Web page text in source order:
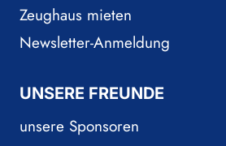
Zeughaus mieten
Newsletter-Anmeldung
UNSERE FREUNDE
unsere Sponsoren